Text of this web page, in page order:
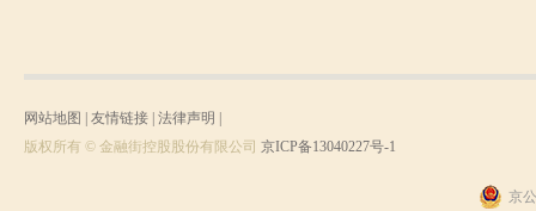
网站地图 友情链接 法律声明
版权所有 © 金融街控股股份有限公司 京ICP备13040227号-1
京